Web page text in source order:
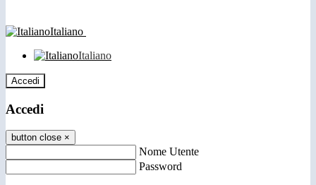
Italiano
Italiano
Accedi
Accedi
button close ×
Nome Utente
Password